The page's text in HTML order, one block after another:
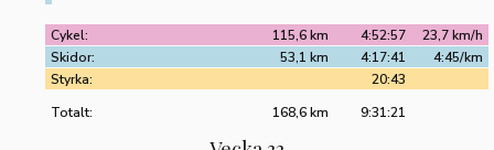
Cykel: 23,7 km/h
4:52:57
115,6 km
Skidor:
4:45/km
4:17:41
53,1 km
Styrka:
20:43
Totalt:
9:31:21
168,6 km